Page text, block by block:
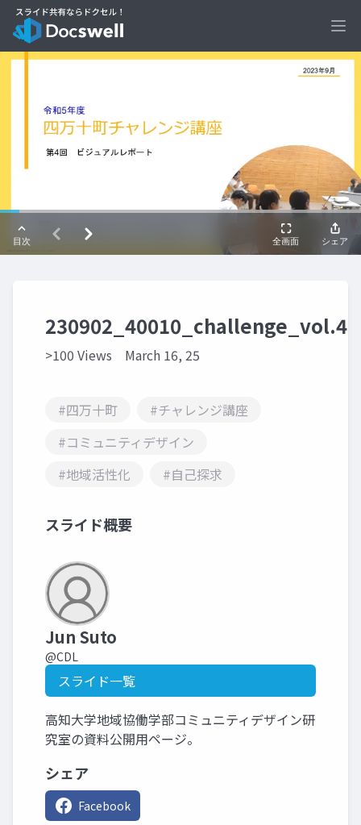
230902_40010_challenge_vol.4
>100 Views March 16, 25
#四万十町
#チャレンジ講座
#コミュニティデザイン
#地域活性化
#自己探求
スライド概要
Jun Suto
@CDL
スライド一覧
高知大学地域協働学部コミュニティデザイン研
究室の資料公開用ページ。
シェア
Facebook